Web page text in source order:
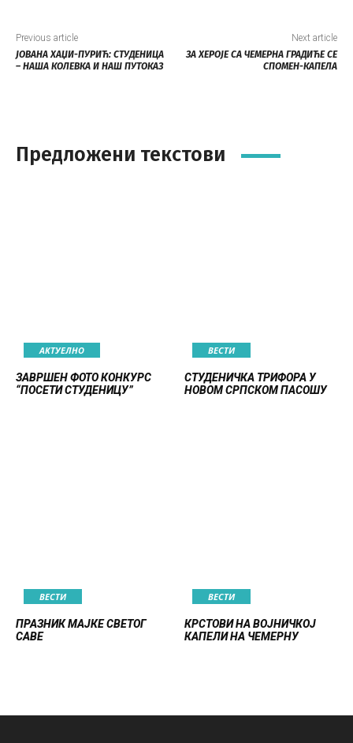
Previous article
ЈОВАНА ХАЏИ-ПУРИЋ: СТУДЕНИЦА
– НАША КОЛЕВКА И НАШ ПУТОКАЗ
Next article
ЗА ХЕРОЈЕ СА ЧЕМЕРНА ГРАДИЋЕ СЕ
СПОМЕН-КАПЕЛА
Предложени текстови
АКТУЕЛНО
ЗАВРШЕН ФОТО КОНКУРС
“ПОСЕТИ СТУДЕНИЦУ”
ВЕСТИ
СТУДЕНИЧКА ТРИФОРА У
НОВОМ СРПСКОМ ПАСОШУ
ВЕСТИ
ПРАЗНИК МАЈКЕ СВЕТОГ
САВЕ
ВЕСТИ
КРСТОВИ НА ВОЈНИЧКОЈ
КАПЕЛИ НА ЧЕМЕРНУ